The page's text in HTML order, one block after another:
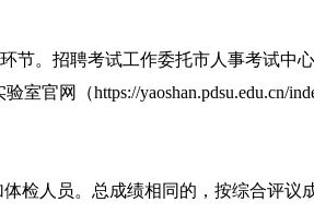
节。招聘考试工作委托市人事考试中
验室官网（https://yaoshan.pdsu.edu.cn/
检人员。总成绩相同的，按综合评议